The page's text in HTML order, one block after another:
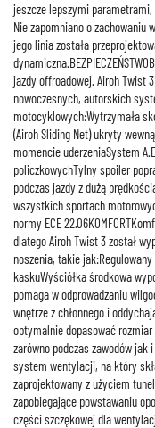
jeszcze lepszymi parametrami,
Nie zapomniano o
jego linia została
jazdy offroadowej. Airoh Twist
nowoczesnych, autorskich
motocyklowych:Wytrzymała
(Airoh Sliding Net) ukryty
momencie uderzeniaSystem
policzkowychTylny spoiler
podczas jazdy z dużą
wszystkich sportach
normy ECE
dlatego Airoh Twist 3 został
noszenia, takie
kaskuWyściółka środkowa
pomaga w odprowadzaniu
wnętrze z chłonnego i
optymalnie dopasować rozmiar
zarówno podczas zawodów jak
system wentylacji, na który
zaprojektowany z użyciem
zapobiegające powstawaniu
części szczękowej dla